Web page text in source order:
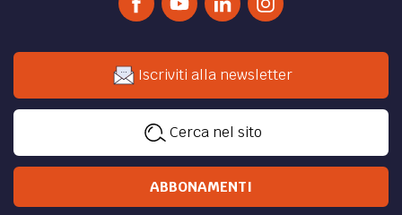
Iscriviti alla newsletter
Cerca nel sito
ABBONAMENTI